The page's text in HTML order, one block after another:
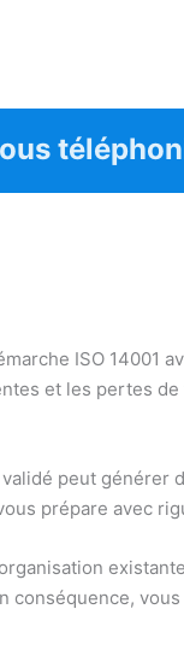
ISO 14001
et les pertes de
peut
prépare avec
conséquence,